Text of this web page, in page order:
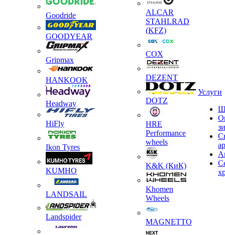
Goodride
GOODYEAR
Gripmax
HANKOOK
Headway
HiFly
Ikon Tyres
KUMHO
LANDSAIL
Landspider
ALCAR
STAHLRAD
(KFZ)
COX
DEZENT
DOTZ
HRE
Performance
wheels
K&K (КиК)
Khomen
Wheels
MAGNETTO
Услуги